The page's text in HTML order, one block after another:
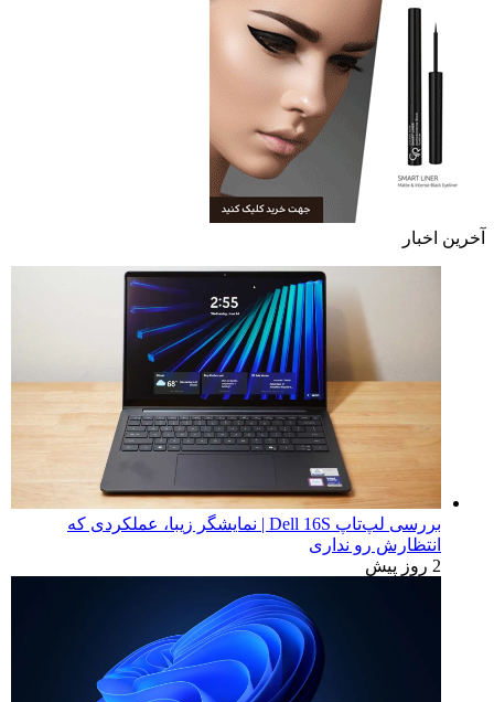
آخرین اخبار
بررسی لپ‌تاپ Dell 16S | نمایشگر زیبا، عملکردی که
انتظارش رو نداری
2 روز پیش